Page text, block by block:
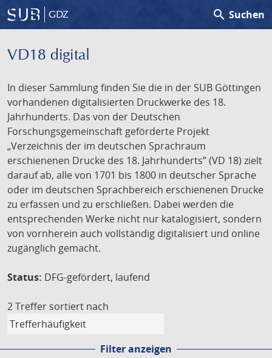
GDZ search Suchen
VD18 digital
In dieser Sammlung finden Sie die in der SUB Göttingen
vorhandenen digitalisierten Druckwerke des 18.
Jahrhunderts. Das von der Deutschen
Forschungsgemeinschaft geförderte Projekt
„Verzeichnis der im deutschen Sprachraum
erschienenen Drucke des 18. Jahrhunderts” (VD 18) zielt
darauf ab, alle von 1701 bis 1800 in deutscher Sprache
oder im deutschen Sprachbereich erschienenen Drucke
zu erfassen und zu erschließen. Dabei werden die
entsprechenden Werke nicht nur katalogisiert, sondern
von vornherein auch vollständig digitalisiert und online
zugänglich gemacht.
Status: DFG-gefördert, laufend
2 Treffer sortiert nach
Filter anzeigen